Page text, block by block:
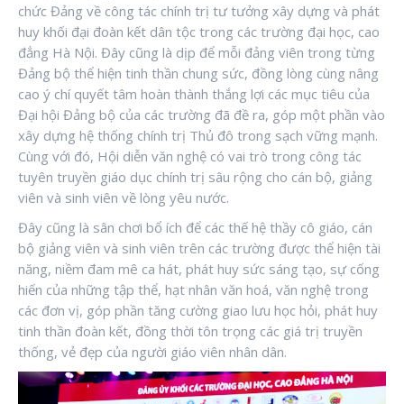
chức Đảng về công tác chính trị tư tưởng xây dựng và phát
huy khối đại đoàn kết dân tộc trong các trường đại học, cao
đẳng Hà Nội. Đây cũng là dịp để mỗi đảng viên trong từng
Đảng bộ thể hiện tinh thần chung sức, đồng lòng cùng nâng
cao ý chí quyết tâm hoàn thành thắng lợi các mục tiêu của
Đại hội Đảng bộ của các trường đã đề ra, góp một phần vào
xây dựng hệ thống chính trị Thủ đô trong sạch vững mạnh.
Cùng với đó, Hội diễn văn nghệ có vai trò trong công tác
tuyên truyền giáo dục chính trị sâu rộng cho cán bộ, giảng
viên và sinh viên về lòng yêu nước.
Đây cũng là sân chơi bổ ích để các thế hệ thầy cô giáo, cán
bộ giảng viên và sinh viên trên các trường được thể hiện tài
năng, niềm đam mê ca hát, phát huy sức sáng tạo, sự cống
hiến của những tập thể, hạt nhân văn hoá, văn nghệ trong
các đơn vị, góp phần tăng cường giao lưu học hỏi, phát huy
tinh thần đoàn kết, đồng thời tôn trọng các giá trị truyền
thống, vẻ đẹp của người giáo viên nhân dân.